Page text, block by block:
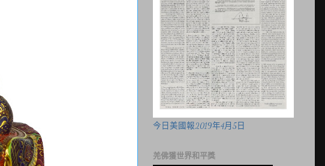
今日美國報2019年4月5日
羌佛獲世界和平獎